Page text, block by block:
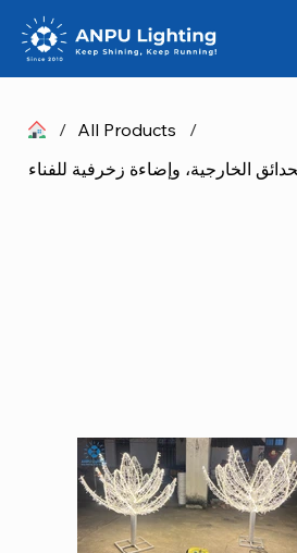
/ All Products /